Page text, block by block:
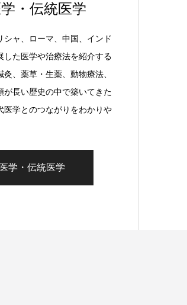
・伝統医学
シャ、ローマ、中国、インド
した医学や治療法を紹介する
、薬草・生薬、動物療法、
が長い歴史の中で築いてきた
医学とのつながりをわかりや
学・伝統医学